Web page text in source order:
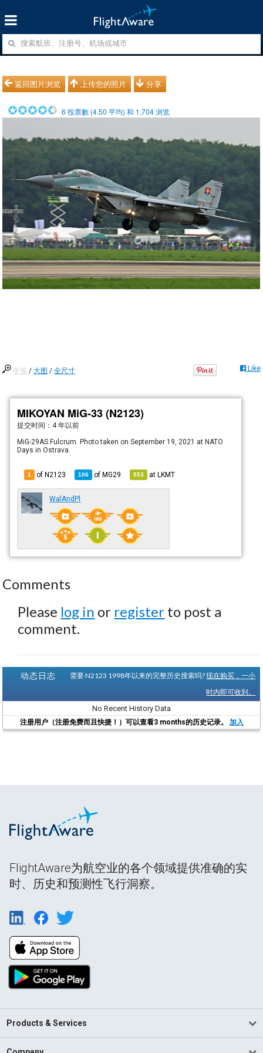
返回图片浏览 上传您的照片 分享
6 投票數 (4.50 平均) 和 1,704浏览
中等 /大图 /全尺寸 Like
MIKOYAN MiG-33 (N2123)
提交时间： 4 年以前
MiG-29AS Fulcrum. Photo taken on September 19, 2021 at NATO
Days in Ostrava.
1 of N2123 106 ofMG29 553 atLKMT
WalAndPl
Comments
Please log in or register to post a
comment.
动态日志 需要 N2123 1998年以来的完整历史搜索吗?现在购买，一小
时内即可收到。
No Recent History Data
注册用户（注册免费而且快捷！）可以查看3 months的历史记录。 加入
FlightAware为航空业的各个领域提供准确的实
时、历史和预测性飞行洞察。
Products & Services